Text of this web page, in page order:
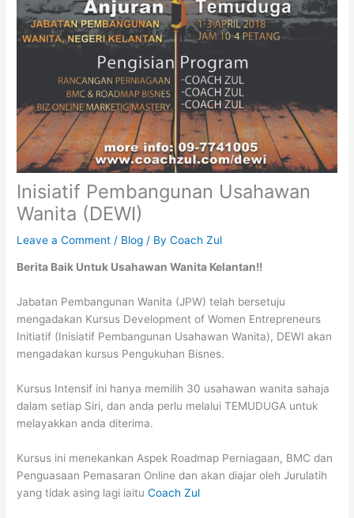
Inisiatif Pembangunan Usahawan
Wanita (DEWI)
Leave a Comment / Blog / ByCoach Zul
Berita Baik Untuk Usahawan Wanita Kelantan!!
Jabatan Pembangunan Wanita (JPW) telah bersetuju
mengadakan Kursus Development of Women Entrepreneurs
Initiatif (Inisiatif Pembangunan Usahawan Wanita), DEWI akan
mengadakan kursus Pengukuhan Bisnes.
Kursus Intensif ini hanya memilih 30 usahawan wanita sahaja
dalam setiap Siri, dan anda perlu melalui TEMUDUGA untuk
melayakkan anda diterima.
Kursus ini menekankan Aspek Roadmap Perniagaan, BMC dan
Penguasaan Pemasaran Online dan akan diajar oleh Jurulatih
yang tidak asing lagi iaituCoach Zul